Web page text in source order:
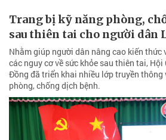
Trang bị kỹ năng phòng,
sau thiên tai cho người dân
Nhằm giúp người dân nâng cao kiến thức
các nguy cơ về sức khỏe sau thiên tai,
Đồng đã triển khai nhiều lớp truyền thông
phòng, chống dịch bệnh.